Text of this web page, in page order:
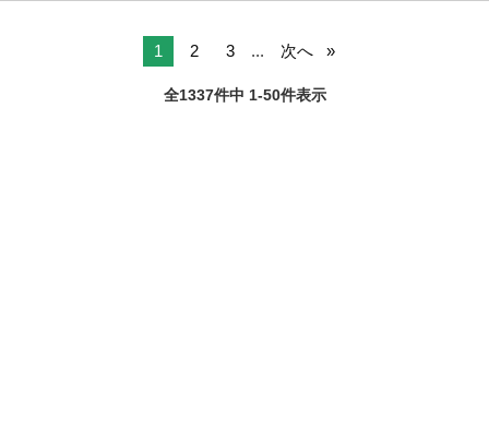
1 2 3 ... 次へ
全1337件中 1-50件表示